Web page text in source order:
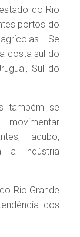
do Rio
portos do
Se
costa sul do
Sul do
também se
adubo,
a indústria
Rio Grande
dos